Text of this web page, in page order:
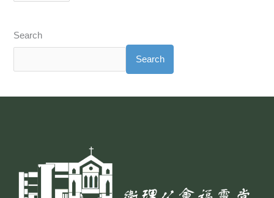
Search
Search